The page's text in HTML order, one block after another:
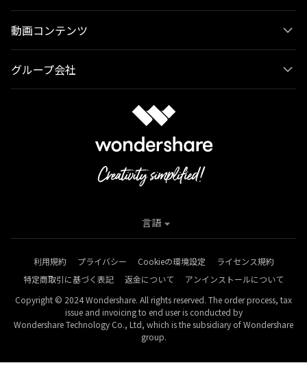
動画コンテンツ
グループ会社
利用規約 プライバシー Cookieの環境設定
ライセンス規約
特定商取引に基づく表記
返金について
アンインストールについて
Copyright © 2024 Wondershare. All rights reserved. The order process, tax
issue and invoicing to end user is conducted by
Wondershare Technology Co., Ltd, which is the subsidiary of Wondershare
group.
言語